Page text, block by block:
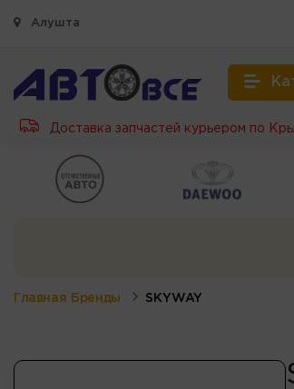
Алушта
Доставка запчастей курьером по
Главная Бренды SKYWAY